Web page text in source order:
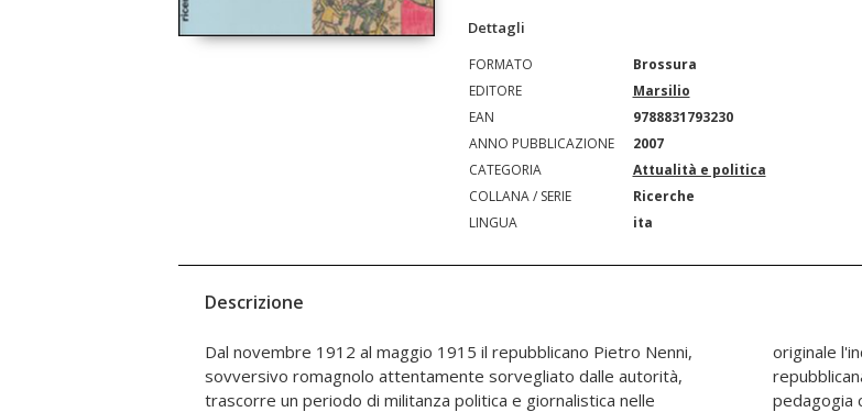
Dettagli
FORMATO
Brossura
EDITORE
Marsilio
EAN
9788831793230
ANNO PUBBLICAZIONE
2007
CATEGORIA
Attualità e politica
COLLANA / SERIE
Ricerche
LINGUA
ita
Descrizione
Dal novembre 1912 al maggio 1915 il repubblicano Pietro Nenni,
sovversivo romagnolo attentamente sorvegliato dalle autorità,
trascorre un periodo di militanza politica e giornalistica nelle
originale l'indirizzo intransigente della nuova dirigenza
repubblicana e facendo del giornalismo politico uno strumento di
pedagogia civile e di confronto critico. Di questa esperienza, fino